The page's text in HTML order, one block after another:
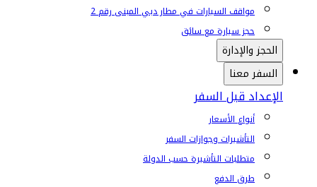
مواقف السيارات في مطار دبي المبنى رقم 2
حجز سيارة مع سائق
الحجز والإدارة
السفر معنا
الإعداد قبل السفر
أنواع الأسعار
التأشيرات وجوازات السفر
متطلبات التأشيرة حسب الدولة
طرق الدفع